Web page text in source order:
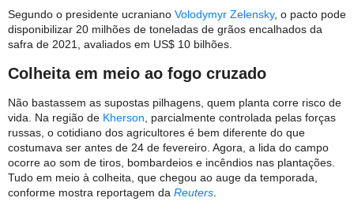
Segundo o presidente ucraniano Volodymyr Zelensky, o pacto pode
disponibilizar 20 milhões de toneladas de grãos encalhados da
safra de 2021, avaliados em US$ 10 bilhões.
Colheita em meio ao fogo cruzado
Não bastassem as supostas pilhagens, quem planta corre risco de
vida. Na região de Kherson , parcialmente controlada pelas forças
russas, o cotidiano dos agricultores é bem diferente do que
costumava ser antes de 24 de fevereiro. Agora, a lida do campo
ocorre ao som de tiros, bombardeios e incêndios nas plantações.
Tudo em meio à colheita, que chegou ao auge da temporada,
conforme mostra reportagem da Reuters